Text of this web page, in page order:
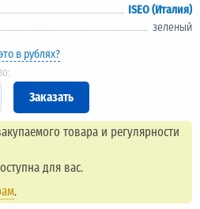
ISEO (Италия)
зеленый
в рублях?
товара и регулярности
для вас.
.